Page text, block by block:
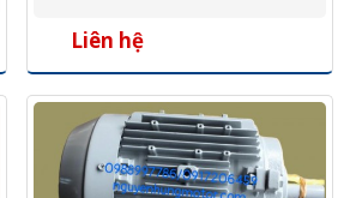
Liên hệ